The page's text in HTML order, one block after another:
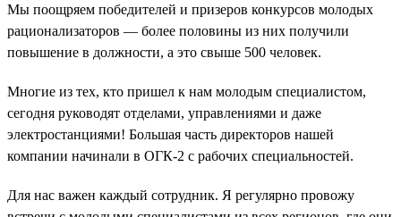
Мы поощряем победителей и призеров конкурсов молодых
рационализаторов — более половины из них получили
повышение в должности, а это свыше 500 человек.
Многие из тех, кто пришел к нам молодым специалистом,
сегодня руководят отделами, управлениями и даже
электростанциями! Большая часть директоров нашей
компании начинали в ОГК-2 с рабочих специальностей.
Для нас важен каждый сотрудник. Я регулярно провожу